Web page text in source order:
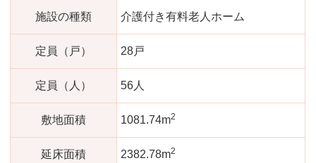
施設の種類 介護付き有料老人ホーム
定員（戸） 28戸
定員（人） 56人
敷地面積 1081.74m2
延床面積 2382.78m2